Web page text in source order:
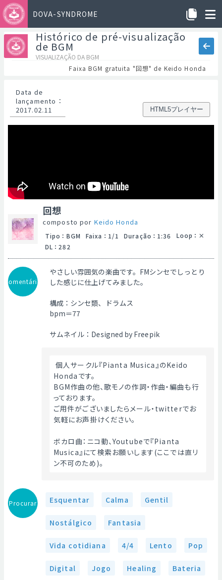
DOVA-SYNDROME
Histórico de pré-visualização
de BGM
VISUALIZAÇÃO DA BGM
Faixa BGM gratuita "回想" de Keido Honda
Data de
lançamento ：
2017.02.11
HTML5プレイヤー
回想
composto por Keido Honda
Tipo ： BGM Faixa ： 1/1 Duração ： 1:36 Loop ：
DL ： 282
Comentário
やさしい雰囲気の楽曲です。FMシンセでしっとり
した感じに仕上げてみました。
構成：シンセ類、ドラムス
bpm＝77
サムネイル：Designed by Freepik
個人サークル『Pianta Musica』のKeido
Hondaです。
BGM作曲の他、歌モノの作詞・作曲・編曲も行
っております。
ご用件がございましたらメール・twitterでお
気軽にお声掛けください。
ボカロ曲：ニコ動、Youtubeで『Pianta
Musica』にて検索お願いします(ここでは直リ
ン不可のため)。
Procurar Esquentar Calma Gentil
Nostálgico Fantasia
Vida cotidiana 4/4 Lento Pop
Digital Jogo Healing Bateria